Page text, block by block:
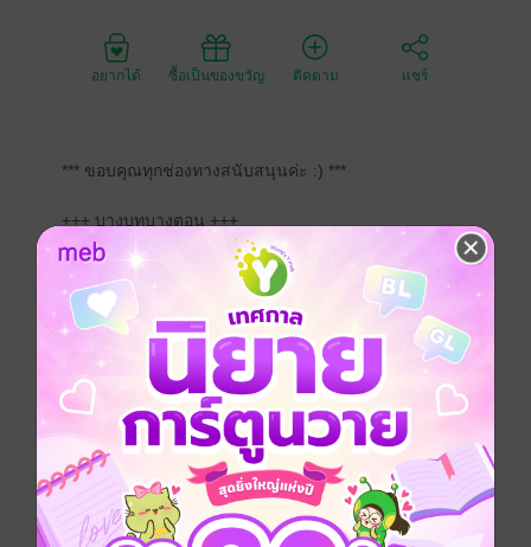
อยากได้ ซื้อเป็นของขวัญ ติดตาม แชร์
*** ขอบคุณทุกช่องทางสนับสนุนค่ะ :) ***
+++ บางบทบางตอน +++
"หลานสาวฉันเสียหายคุณต้องรับผิดชอบ"
"ก็ตามที่บอก อันที่จริงผมไม่รับผิดชอบอะไรก็ได้ เพราะผม
ไม่ได้ทำอะไรหลานสาวคุณเลย"
"คุณนายคะ ให้ความเป็นธรรมกับดิฉันด้วยค่ะ" ศรีนวลหัน
ไปเอ่ยกับเจ้านายเก่าด้วยสายตาขอร้อง
"ใจเย็นๆ ก่อนนะแม่ศรี ขอฉันพูดกับลูกก่อน" นางบอกกับ
อดีตสาวใช้แล้วหันไปทางอิทธิพลนั่งหน้าบูดบึ้ง
"ว่าไงล่ะตาอิฐ มีอะไรจะพูดไหม" นางให้โอกาสลูกชายได้
ชี้แจง หากอิทธิพลกลับเงียบเพราะเขาได้บอกหมดแล้ว
"ผมเป็นลูกผู้ชายครับ ถ้าสิ่งที่เกิดขึ้นฝ่ายหญิงเสียหายผม
ยินดีรับผิดชอบ" เขากัดฟันพูด ถ้าอยากให้รับผิดชอบเขาก็
ไม่ขัดข้อง แต่อย่าหวังว่าเธอผู้นั้นจะอยู่สุขสบาย